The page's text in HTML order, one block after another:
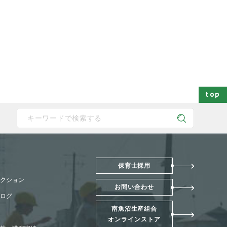
top
users, explore by touch or with swipe gestures.
ション
グ
保育士採用
お問い合わせ
南魚沼生産組合
オンラインストア